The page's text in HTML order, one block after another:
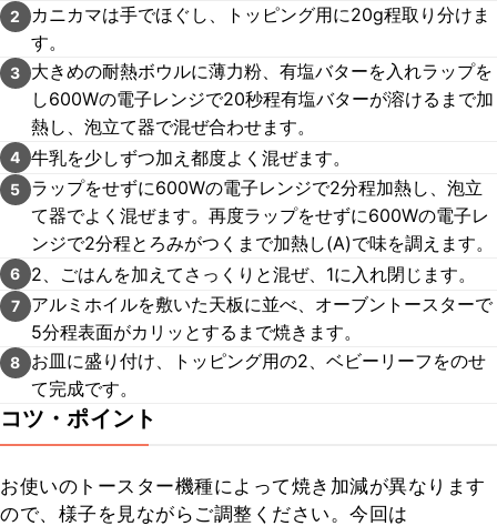
2
カニカマは手でほぐし、トッピング用に20g程取り分けま
す。
3
大きめの耐熱ボウルに薄力粉、有塩バターを入れラップを
し600Wの電子レンジで20秒程有塩バターが溶けるまで加
熱し、泡立て器で混ぜ合わせます。
4 牛乳を少しずつ加え都度よく混ぜます。
5
ラップをせずに600Wの電子レンジで2分程加熱し、泡立
て器でよく混ぜます。再度ラップをせずに600Wの電子レ
ンジで2分程とろみがつくまで加熱し(A)で味を調えます。
6 2、ごはんを加えてさっくりと混ぜ、1に入れ閉じます。
7
アルミホイルを敷いた天板に並べ、オーブントースターで
5分程表面がカリッとするまで焼きます。
8
お皿に盛り付け、トッピング用の2、ベビーリーフをのせ
て完成です。
コツ・ポイント
お使いのトースター機種によって焼き加減が異なります
ので、様子を見ながらご調整ください。今回は